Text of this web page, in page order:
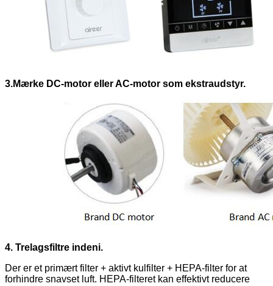
3.Mærke DC-motor eller AC-motor som ekstraudstyr.
4. Trelagsfiltre indeni.
Der er et primært filter + aktivt kulfilter + HEPA-filter for at
forhindre snavset luft. HEPA-filteret kan effektivt reducere